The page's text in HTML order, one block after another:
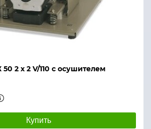
2 х 2 V/110 с осушителем
Купить